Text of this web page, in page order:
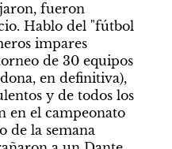
fueron
Hablo del "fútbol
impares
de 30 equipos
en definitiva),
y de todos los
en el campeonato
de la semana